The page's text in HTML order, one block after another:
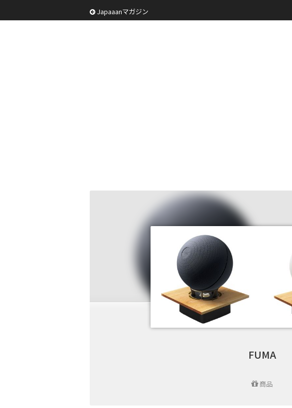
Japaaanマガジン
FUMA
商品